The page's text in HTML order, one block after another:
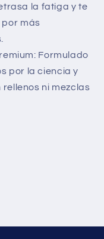
la fatiga y te
más
Formulado
por la ciencia y
rellenos ni mezclas